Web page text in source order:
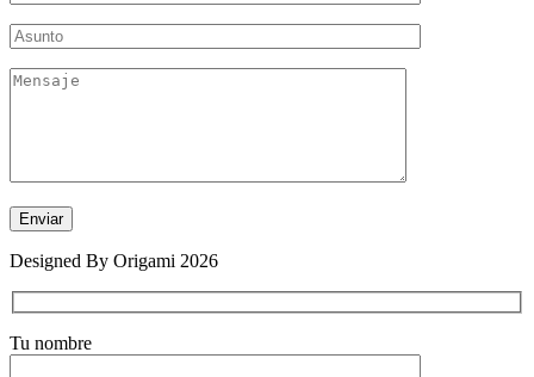
Designed By Origami 2026
Tu nombre